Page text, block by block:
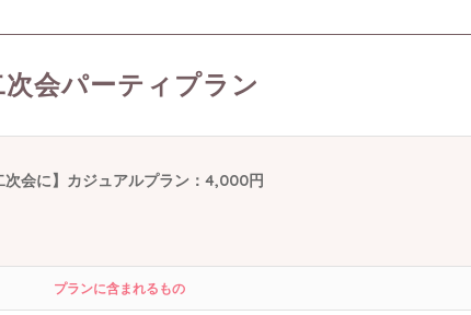
次会パーティプラン
次会に】カジュアルプラン：4,000円
プランに含まれるもの